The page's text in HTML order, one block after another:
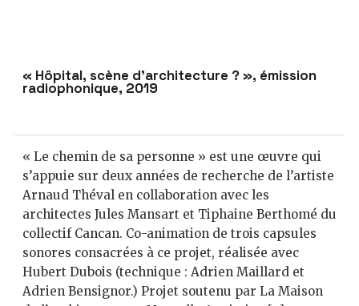
« Hôpital, scène d’architecture ? », émission
radiophonique, 2019
« Le chemin de sa personne » est une œuvre qui
s’appuie sur deux années de recherche de l’artiste
Arnaud Théval en collaboration avec les
architectes Jules Mansart et Tiphaine Berthomé du
collectif Cancan. Co-animation de trois capsules
sonores consacrées à ce projet, réalisée avec
Hubert Dubois (technique : Adrien Maillard et
Adrien Bensignor.) Projet soutenu par La Maison